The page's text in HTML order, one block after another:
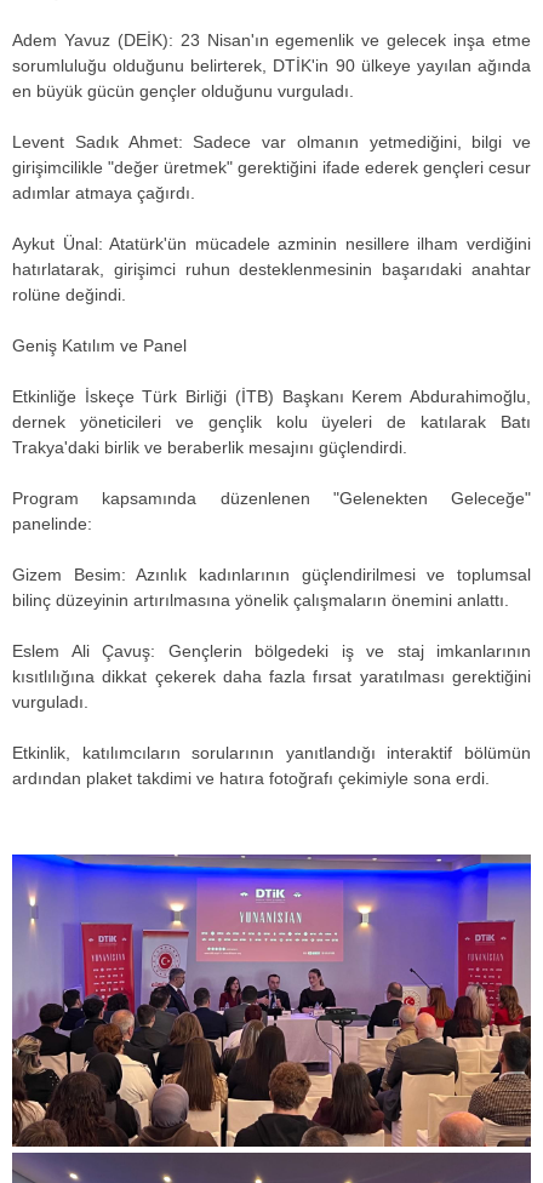
Adem Yavuz (DEİK): 23 Nisan'ın egemenlik ve gelecek inşa etme
sorumluluğu olduğunu belirterek, DTİK'in 90 ülkeye yayılan ağında
en büyük gücün gençler olduğunu vurguladı.
Levent Sadık Ahmet: Sadece var olmanın yetmediğini, bilgi ve
girişimcilikle "değer üretmek" gerektiğini ifade ederek gençleri cesur
adımlar atmaya çağırdı.
Aykut Ünal: Atatürk'ün mücadele azminin nesillere ilham verdiğini
hatırlatarak, girişimci ruhun desteklenmesinin başarıdaki anahtar
rolüne değindi.
Geniş Katılım ve Panel
Etkinliğe İskeçe Türk Birliği (İTB) Başkanı Kerem Abdurahimoğlu,
dernek yöneticileri ve gençlik kolu üyeleri de katılarak Batı
Trakya'daki birlik ve beraberlik mesajını güçlendirdi.
Program kapsamında düzenlenen "Gelenekten Geleceğe"
panelinde:
Gizem Besim: Azınlık kadınlarının güçlendirilmesi ve toplumsal
bilinç düzeyinin artırılmasına yönelik çalışmaların önemini anlattı.
Eslem Ali Çavuş: Gençlerin bölgedeki iş ve staj imkanlarının
kısıtlılığına dikkat çekerek daha fazla fırsat yaratılması gerektiğini
vurguladı.
Etkinlik, katılımcıların sorularının yanıtlandığı interaktif bölümün
ardından plaket takdimi ve hatıra fotoğrafı çekimiyle sona erdi.